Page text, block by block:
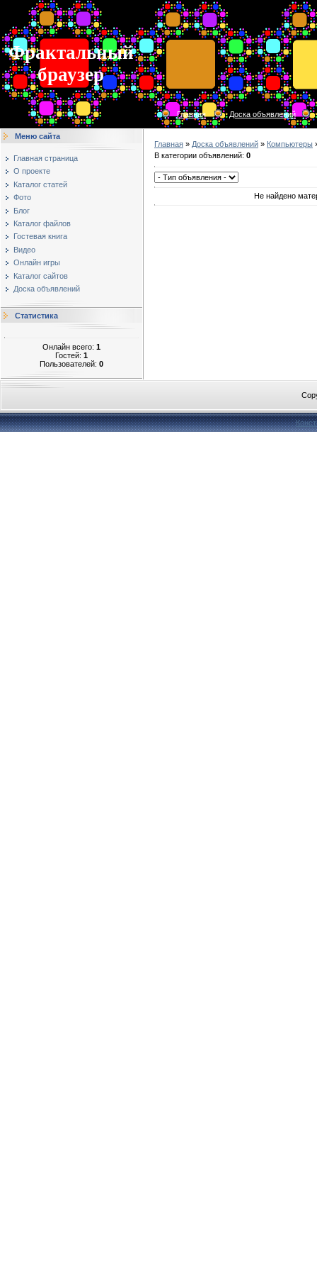
Фрактальный
браузер
Главная Доска объявлений
Меню сайта
Главная страница
О проекте
Каталог статей
Фото
Блог
Каталог файлов
Гостевая книга
Видео
Онлайн игры
Каталог сайтов
Доска объявлений
Статистика
Онлайн всего: 1
Гостей: 1
Пользователей: 0
Главная » Доска объявлений » Компьютеры
В категории объявлений: 0
Не найдено